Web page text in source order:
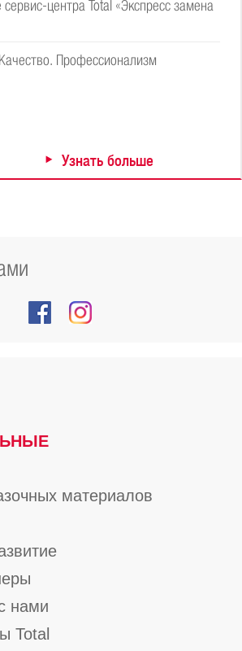
центра Total «Экспресс замена
Профессионализм
Узнать больше
материалов
нами
Total